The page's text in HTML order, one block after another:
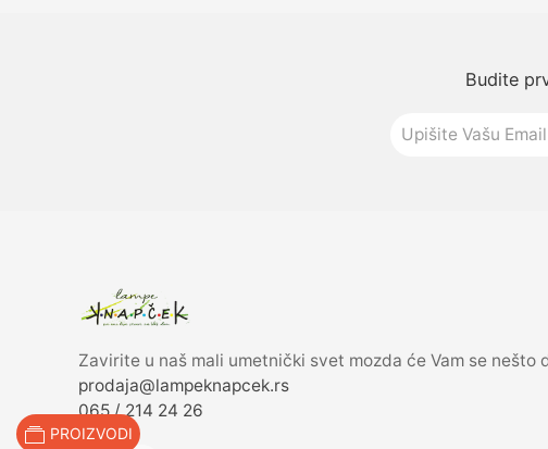
PROIZVODI
Budite
Zavirite u naš mali umetnički svet mozda će Vam se nešto
prodaja@lampeknapcek.rs
065 / 214 24 26